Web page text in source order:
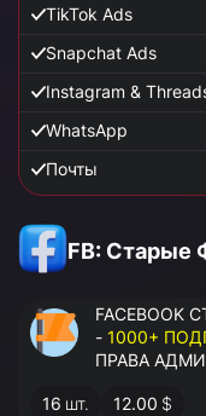
TikTok Ads
Snapchat Ads
Instagram &
WhatsApp
Почты
FB: Старые
- 1000+
ПРАВА
16 шт. 12.00 $